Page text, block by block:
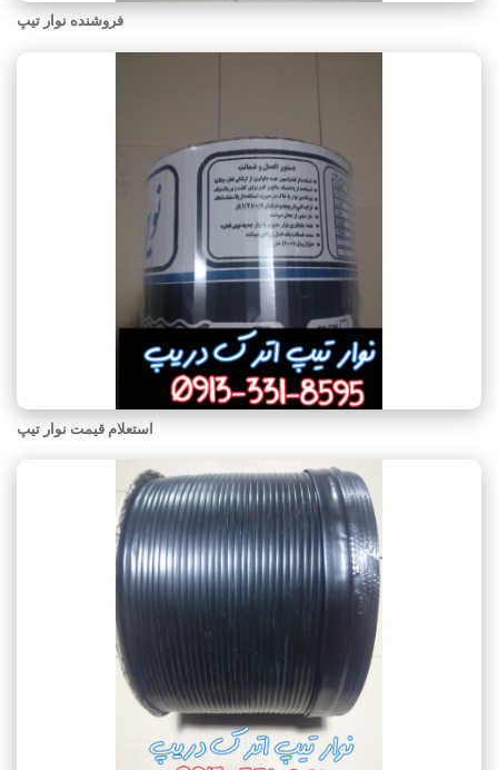
فروشنده نوار تیپ
استعلام قیمت نوار تیپ